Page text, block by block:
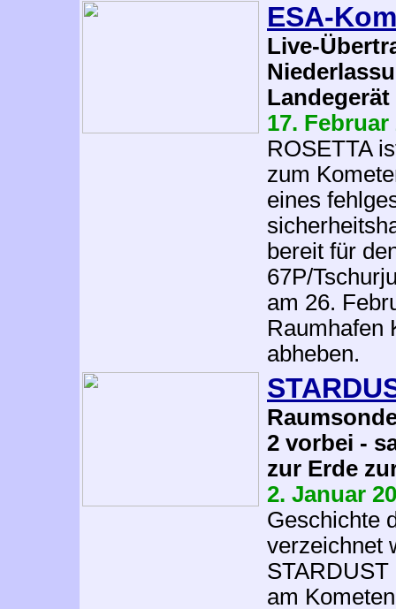
ESA-
Live-
17.
ROSETTA
zum
eines
bereit für
67P/
am 26.
Raumhafen
abheben.
2 vorbei -
zur Erde
2. Januar
Geschichte
verzeichnet
STARDUST
am